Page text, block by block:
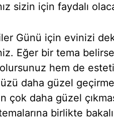
sizin için faydalı
Günü için evinizi
Eğer bir tema
olursunuz hem de
daha güzel
çok daha güzel
birlikte